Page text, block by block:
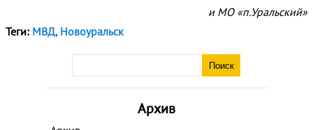
Архив
и МО «п.Уральский»
Теги: МВД, Новоуральск